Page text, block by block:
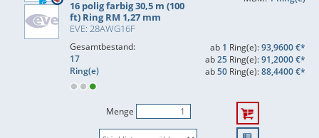
16 polig farbig 30,5 m (100
ft) Ring RM 1,27 mm
EVE: 28AWG16F
Gesamtbestand:
17
Ring(e)
ab 1 Ring(e):93,9600 €*
ab25Ring(e):91,2000 €*
ab50Ring(e):88,4400 €*
Menge